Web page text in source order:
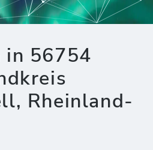
in 56754
Rheinland-